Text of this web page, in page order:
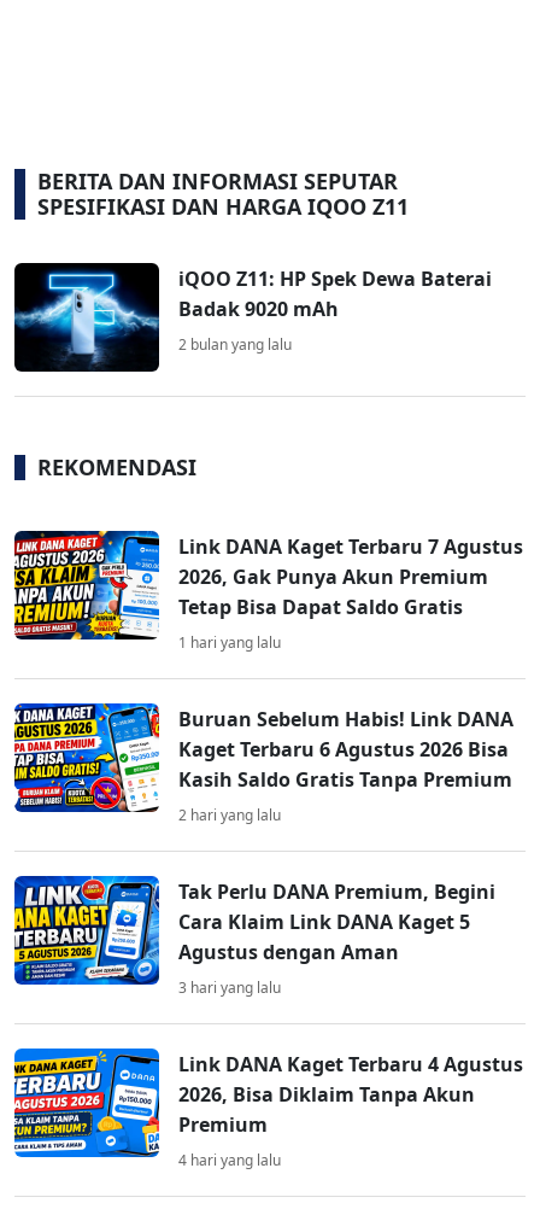
BERITA DAN INFORMASI SEPUTAR
SPESIFIKASI DAN HARGA IQOO Z11
iQOO Z11: HP Spek Dewa Baterai
Badak 9020 mAh
2 bulan yang lalu
REKOMENDASI
Link DANA Kaget Terbaru 7 Agustus
2026, Gak Punya Akun Premium
Tetap Bisa Dapat Saldo Gratis
1 hari yang lalu
Buruan Sebelum Habis! Link DANA
Kaget Terbaru 6 Agustus 2026 Bisa
Kasih Saldo Gratis Tanpa Premium
2 hari yang lalu
Tak Perlu DANA Premium, Begini
Cara Klaim Link DANA Kaget 5
Agustus dengan Aman
3 hari yang lalu
Link DANA Kaget Terbaru 4 Agustus
2026, Bisa Diklaim Tanpa Akun
Premium
4 hari yang lalu